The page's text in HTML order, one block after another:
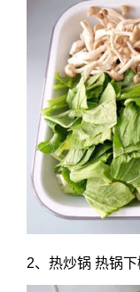
2、热炒锅 热锅